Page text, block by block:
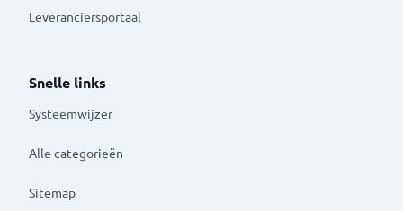
Leveranciersportaal
Snelle links
Systeemwijzer
Alle categorieën
Sitemap